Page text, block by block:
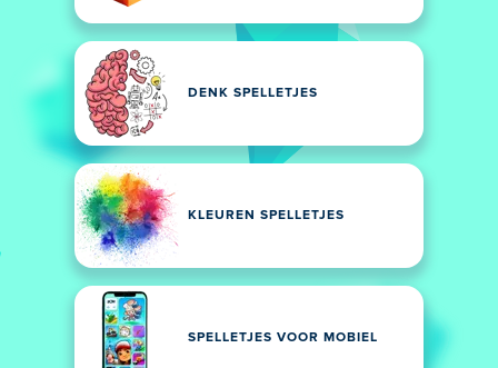
DENK SPELLETJES
KLEUREN SPELLETJES
SPELLETJES VOOR MOBIEL